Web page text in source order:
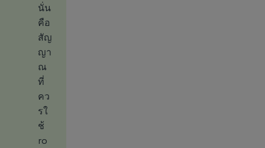
นั่น
คือ
สัญ
ญา
ณ
ที่
คว
รใ
ช้
ro